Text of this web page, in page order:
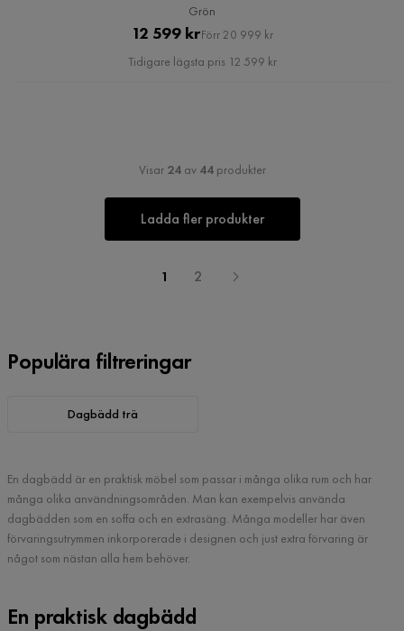
Grön
Pris
12 599 krOriginal
Pris
Förr 20 999 kr
Tidigare lägsta pris 12 599 kr
Visar 24av 44produkter
Ladda fler produkter
1 2
Populära filtreringar
Dagbädd trä
En dagbädd är en praktisk möbel som passar i många olika rum och har
många olika användningsområden. Man kan exempelvis använda
dagbädden som en soffa och en extrasäng. Många modeller har även
förvaringsutrymmen inkorporerade i designen och just extra förvaring är
något som nästan alla hem behöver.
En praktisk dagbädd